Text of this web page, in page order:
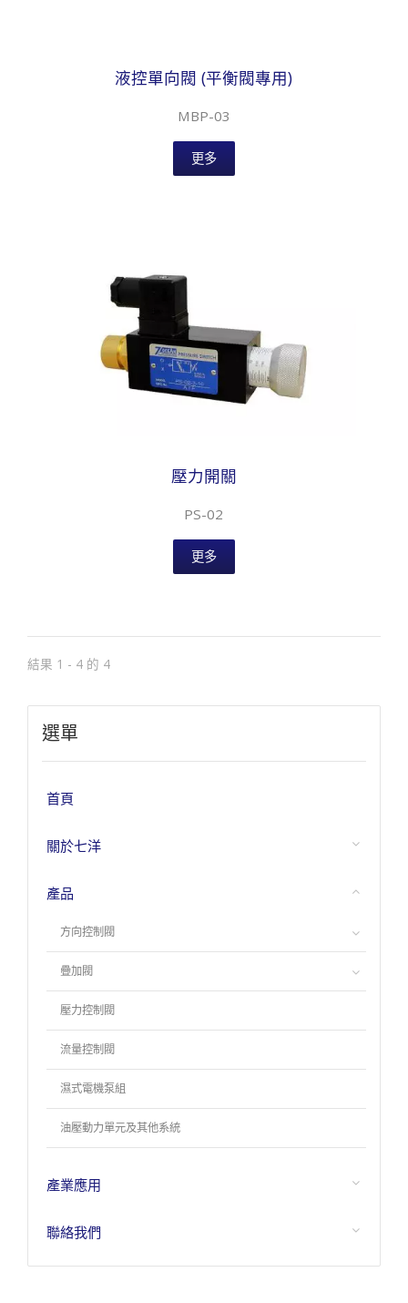
液控單向閥 (平衡閥專用)
MBP-03
更多
壓力開關
PS-02
更多
結果 1 - 4 的 4
選單
首頁
關於七洋
產品
方向控制閥
疊加閥
壓力控制閥
流量控制閥
濕式電機泵組
油壓動力單元及其他系統
產業應用
聯絡我們